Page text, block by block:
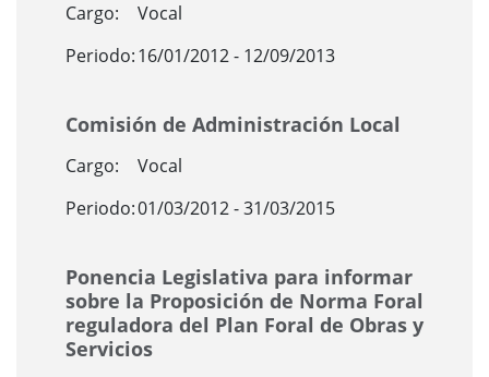
Cargo:
Vocal
Periodo:16/01/2012 - 12/09/2013
Comisión de Administración Local
Cargo:
Vocal
Periodo:01/03/2012 - 31/03/2015
Ponencia Legislativa para informar
sobre la Proposición de Norma Foral
reguladora del Plan Foral de Obras y
Servicios